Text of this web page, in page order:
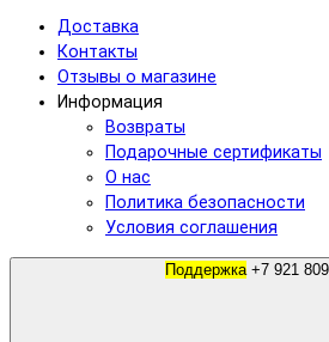
Доставка
Контакты
Отзывы о магазине
Информация
Возвраты
Подарочные сертификаты
О нас
Политика безопасности
Условия соглашения
Поддержка